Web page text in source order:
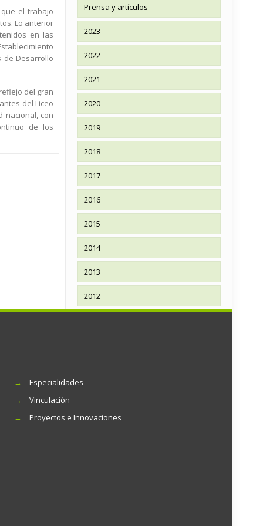
el trabajo
Lo anterior
en las
de Desarrollo
del gran
del Liceo
nacional, con
de los
Prensa y artículos
2023
2022
2021
2020
2019
2018
2017
2016
2015
2014
2013
2012
→
Especialidades
→
Vinculación
→
Proyectos e Innovaciones